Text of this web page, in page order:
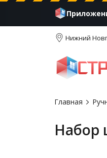
Нижний
Главная
Набор